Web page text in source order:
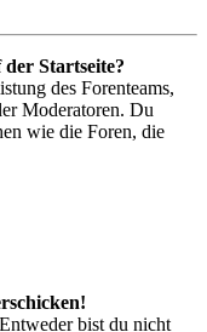
Startseite?
des Forenteams,
Moderatoren. Du
wie die Foren, die
bist du nicht